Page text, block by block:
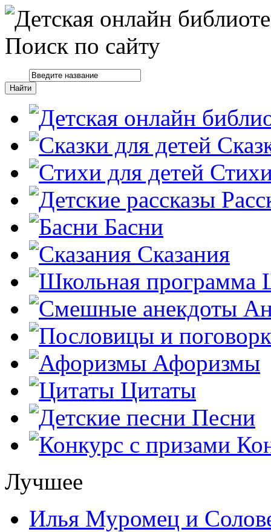
Поиск по сайту
Басни
Сказания
Афоризмы
Цитаты
Песни
Лучшее
Илья Муромец и